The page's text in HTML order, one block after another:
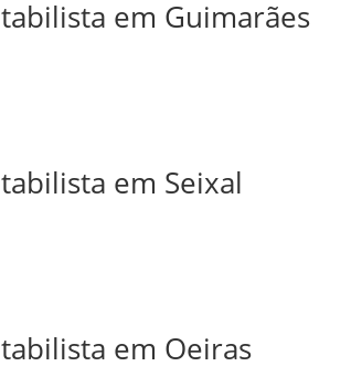
em Guimarães
em Seixal
em Oeiras